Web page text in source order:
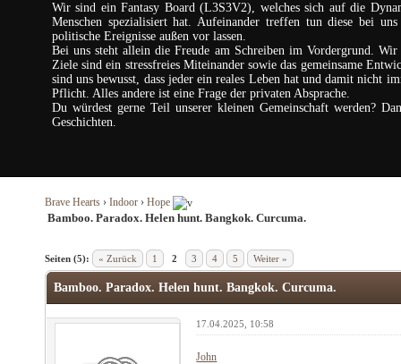
Wir sind ein Fantasy Board (L3S3V2), welches sich auf die
Menschen spezialisiert hat. Aufeinander treffen tun diese bei
politische Ereignisse außen vor lassen.
Bei uns steht allein die Freude am Schreiben im Vordergrund. Wir
Ziele sind ein stressfreies Miteinander sowie das gemeinsame
sind uns bewusst, dass jeder ein reales Leben hat und damit nicht
Pflicht. Alles andere ist eine Frage der privaten Absprache.
Du würdest gerne Teil unserer kleinen Gemeinschaft werden?
Geschichten.
Brave Hearts › Indoor › Hope
Bamboo. Paradox. Helen hunt. Bangkok. Curcuma.
Seiten (5): « Zurück 1 2 3 4 5 Weiter »
Bamboo. Paradox. Helen hunt. Bangkok. Curcuma.
17.04.2025, 10:58
John